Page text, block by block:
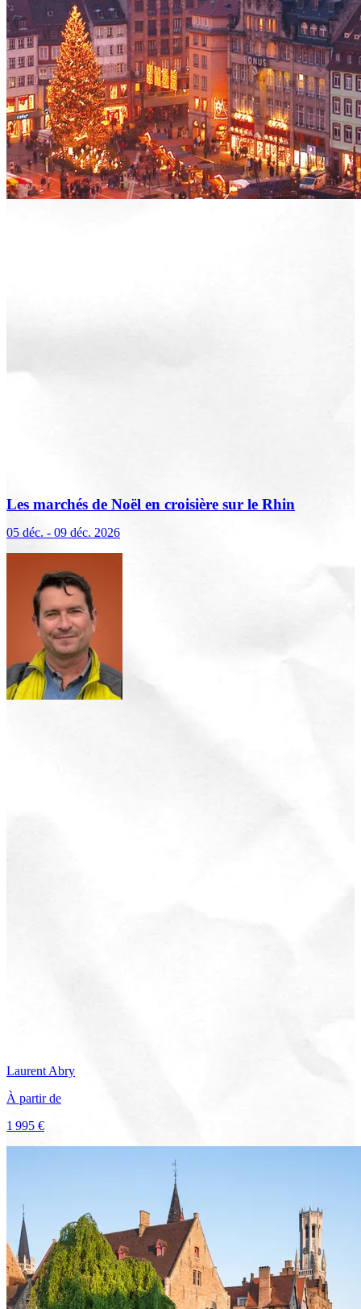
Les marchés de Noël en croisière sur le Rhin
05 déc. - 09 déc. 2026
LaurentAbry
À partir de
1 995 €